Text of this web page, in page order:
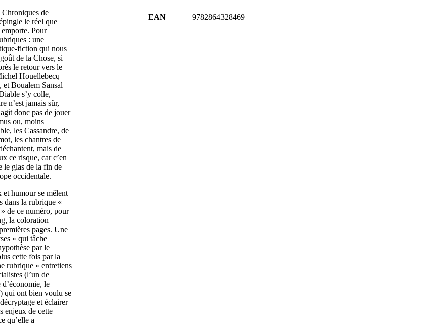
Chroniques de
le réel que
Pour
: une
fiction qui nous
de la Chose, si
le retour vers le
Houellebecq
et Boualem Sansal
s’y colle,
n’est jamais sûr,
donc pas de jouer
ou, moins
les Cassandre, de
les chantres de
mais de
ce risque, car c’en
le glas de la fin de
occidentale.
et humour se mêlent
dans la rubrique «
de ce numéro, pour
la coloration
pages. Une
» qui tâche
par le
cette fois par la
rubrique « entretiens
(l’un de
d’économie, le
qui ont bien voulu se
et éclairer
enjeux de cette
qu’elle a
EAN 9782864328469